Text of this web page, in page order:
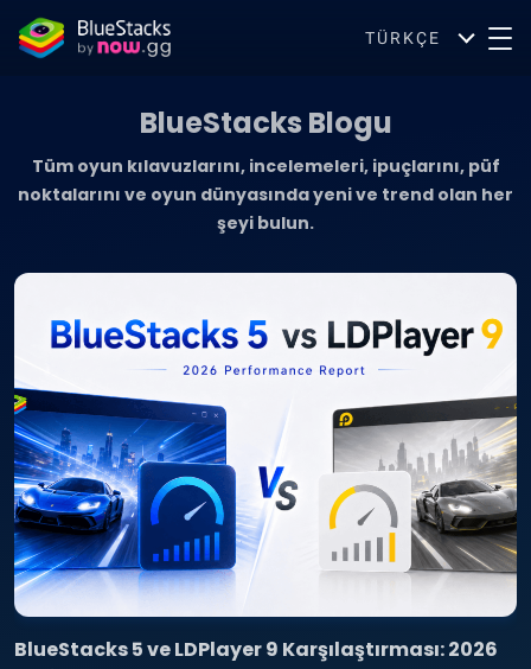
TÜRKÇE
BlueStacks Blogu
Tüm oyun kılavuzlarını, incelemeleri, ipuçlarını, püf
noktalarını ve oyun dünyasında yeni ve trend olan her
şeyi bulun.
BlueStacks 5 ve LDPlayer 9 Karşılaştırması: 2026